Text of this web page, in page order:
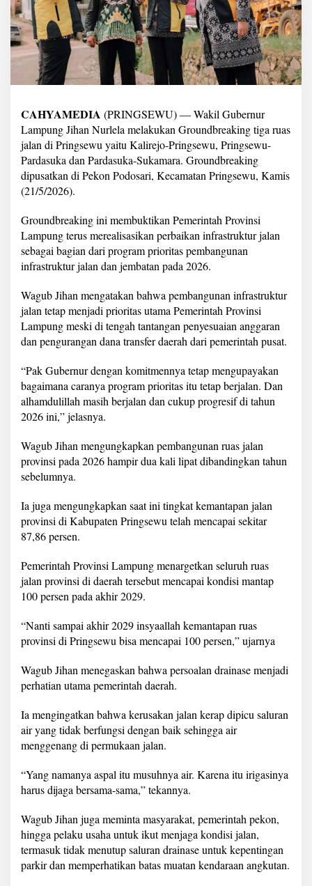
k
a
n
J
r
i
n
s
e
2
2
9
M
n
a
p
1
0
%
CAHYAMEDIA (PRINGSEWU) — Wakil Gubernur
Lampung Jihan Nurlela melakukan Groundbreaking tiga ruas
jalan di Pringsewu yaitu Kalirejo-Pringsewu, Pringsewu-
Pardasuka dan Pardasuka-Sukamara. Groundbreaking
dipusatkan di Pekon Podosari, Kecamatan Pringsewu, Kamis
(21/5/2026).
Groundbreaking ini membuktikan Pemerintah Provinsi
Lampung terus merealisasikan perbaikan infrastruktur jalan
sebagai bagian dari program prioritas pembangunan
infrastruktur jalan dan jembatan pada 2026.
Wagub Jihan mengatakan bahwa pembangunan infrastruktur
jalan tetap menjadi prioritas utama Pemerintah Provinsi
Lampung meski di tengah tantangan penyesuaian anggaran
dan pengurangan dana transfer daerah dari pemerintah pusat.
“Pak Gubernur dengan komitmennya tetap mengupayakan
bagaimana caranya program prioritas itu tetap berjalan. Dan
alhamdulillah masih berjalan dan cukup progresif di tahun
2026 ini,” jelasnya.
Wagub Jihan mengungkapkan pembangunan ruas jalan
provinsi pada 2026 hampir dua kali lipat dibandingkan tahun
sebelumnya.
Ia juga mengungkapkan saat ini tingkat kemantapan jalan
provinsi di Kabupaten Pringsewu telah mencapai sekitar
87,86 persen.
Pemerintah Provinsi Lampung menargetkan seluruh ruas
jalan provinsi di daerah tersebut mencapai kondisi mantap
100 persen pada akhir 2029.
“Nanti sampai akhir 2029 insyaallah kemantapan ruas
provinsi di Pringsewu bisa mencapai 100 persen,” ujarnya
Wagub Jihan menegaskan bahwa persoalan drainase menjadi
perhatian utama pemerintah daerah.
Ia mengingatkan bahwa kerusakan jalan kerap dipicu saluran
air yang tidak berfungsi dengan baik sehingga air
menggenang di permukaan jalan.
“Yang namanya aspal itu musuhnya air. Karena itu irigasinya
harus dijaga bersama-sama,” tekannya.
Wagub Jihan juga meminta masyarakat, pemerintah pekon,
hingga pelaku usaha untuk ikut menjaga kondisi jalan,
termasuk tidak menutup saluran drainase untuk kepentingan
parkir dan memperhatikan batas muatan kendaraan angkutan.